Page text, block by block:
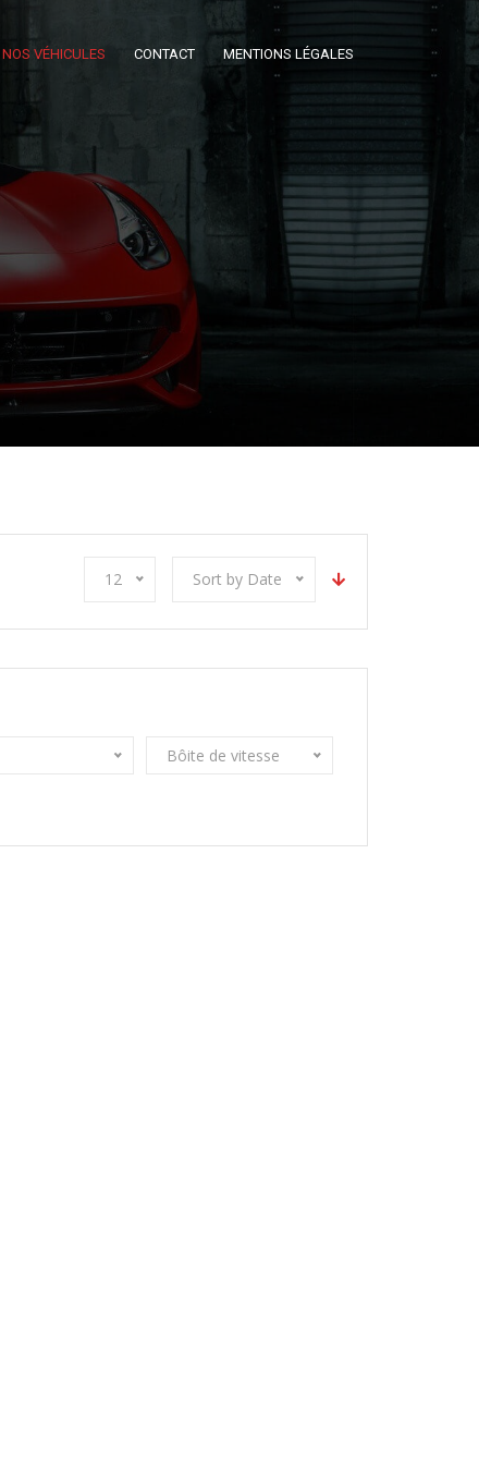
NOS VÉHICULES CONTACT MENTIONS LÉGALES
12 Sort by Date
Bôite de vitesse